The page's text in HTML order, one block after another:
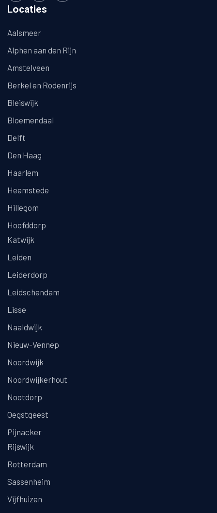
Locaties
Aalsmeer
Alphen aan den Rijn
Amstelveen
Berkel en Rodenrijs
Bleiswijk
Bloemendaal
Delft
Den Haag
Haarlem
Heemstede
Hillegom
Hoofddorp
Katwijk
Leiden
Leiderdorp
Leidschendam
Lisse
Naaldwijk
Nieuw-Vennep
Noordwijk
Noordwijkerhout
Nootdorp
Oegstgeest
Pijnacker
Rijswijk
Rotterdam
Sassenheim
Vijfhuizen